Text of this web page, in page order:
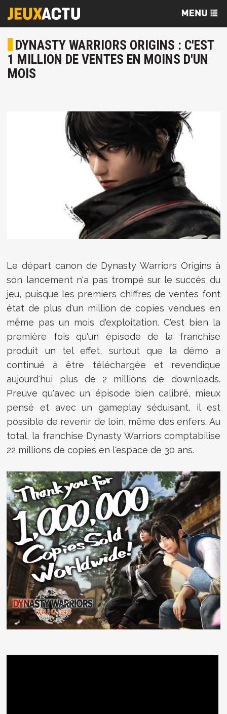
DYNASTY WARRIORS ORIGINS : C'EST
1 MILLION DE VENTES EN MOINS D'UN
MOIS
Le départ canon de Dynasty Warriors Origins à
son lancement n'a pas trompé sur le succès du
jeu, puisque les premiers chiffres de ventes font
état de plus d'un million de copies vendues en
même pas un mois d'exploitation. C'est bien la
première fois qu'un épisode de la franchise
produit un tel effet, surtout que la démo a
continué à être téléchargée et revendique
aujourd'hui plus de 2 millions de downloads.
Preuve qu'avec un épisode bien calibré, mieux
pensé et avec un gameplay séduisant, il est
possible de revenir de loin, même des enfers. Au
total, la franchise Dynasty Warriors comptabilise
22 millions de copies en l'espace de 30 ans.